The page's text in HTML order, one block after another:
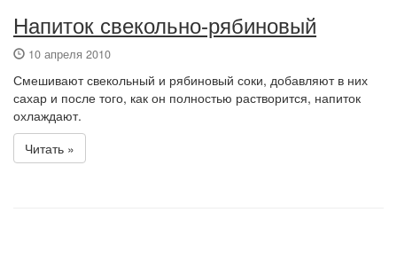
Напиток свекольно-рябиновый
10 апреля 2010
Смешивают свекольный и рябиновый соки, добавляют в них
сахар и после того, как он полностью растворится, напиток
охлаждают.
Читать »